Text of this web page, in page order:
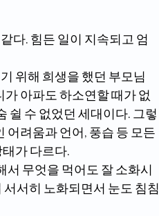
아파도 하소연할 때가 없
쉴 수 없었던 세대이다. 그렇
어려움과 언어, 풍습 등 모든
가 다르다.
서히 노화되면서 눈도 침침